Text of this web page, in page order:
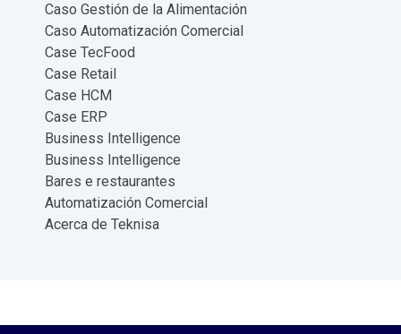
Caso Gestión de la Alimentación
Caso Automatización Comercial
Case TecFood
Case Retail
Case HCM
Case ERP
Business Intelligence
Business Intelligence
Bares e restaurantes
Automatización Comercial
Acerca de Teknisa